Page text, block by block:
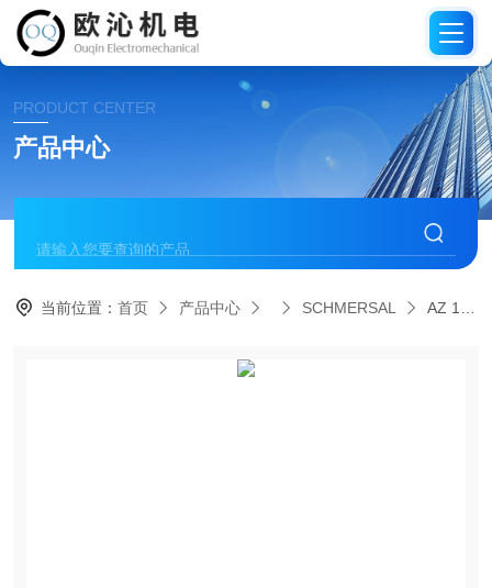
PRODUCT CENTER
产品中心
当前位置：首页 产品中心 SCHMERSAL AZ 16-02ZVRK-M20德国施迈赛SCHMERSAL安全开关